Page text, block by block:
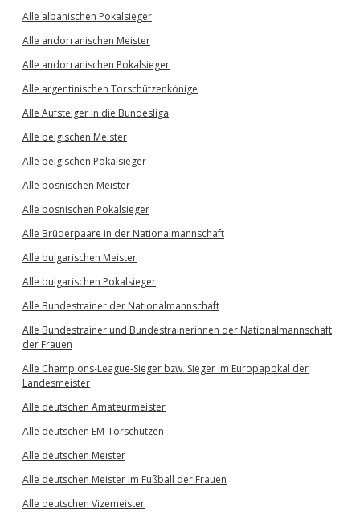
Alle albanischen Pokalsieger
Alle andorranischen Meister
Alle andorranischen Pokalsieger
Alle argentinischen Torschützenkönige
Alle Aufsteiger in die Bundesliga
Alle belgischen Meister
Alle belgischen Pokalsieger
Alle bosnischen Meister
Alle bosnischen Pokalsieger
Alle Brüderpaare in der Nationalmannschaft
Alle bulgarischen Meister
Alle bulgarischen Pokalsieger
Alle Bundestrainer der Nationalmannschaft
Alle Bundestrainer und Bundestrainerinnen der Nationalmannschaft
der Frauen
Alle Champions-League-Sieger bzw. Sieger im Europapokal der
Landesmeister
Alle deutschen Amateurmeister
Alle deutschen EM-Torschützen
Alle deutschen Meister
Alle deutschen Meister im Fußball der Frauen
Alle deutschen Vizemeister